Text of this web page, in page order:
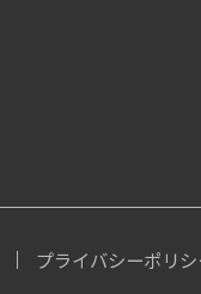
プライバシーポリシ